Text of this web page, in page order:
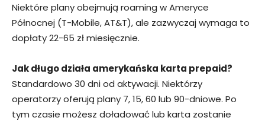
Niektóre plany obejmują roaming w Ameryce
Północnej (T-Mobile, AT&T), ale zazwyczaj wymaga to
dopłaty 22-65 zł miesięcznie.
Jak długo działa amerykańska karta prepaid?
Standardowo 30 dni od aktywacji. Niektórzy
operatorzy oferują plany 7, 15, 60 lub 90-dniowe. Po
tym czasie możesz doładować lub karta zostanie